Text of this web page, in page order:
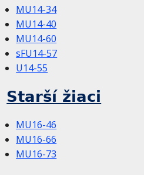
MU14-34
MU14-40
MU14-60
sFU14-57
U14-55
Starší žiaci
MU16-46
MU16-66
MU16-73